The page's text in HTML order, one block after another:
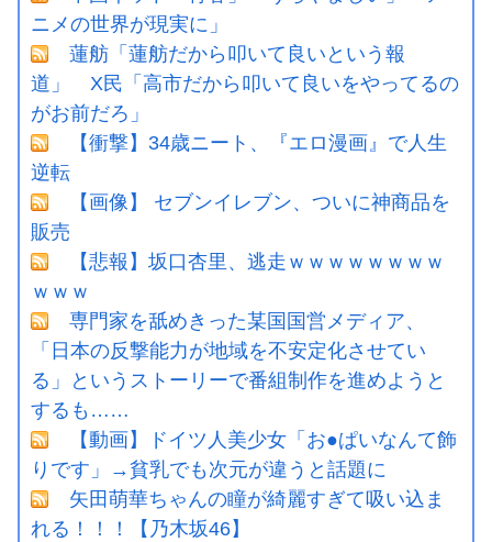
ニメの世界が現実に」
蓮舫「蓮舫だから叩いて良いという報
道」 X民「高市だから叩いて良いをやってるの
がお前だろ」
【衝撃】34歳ニート、『エロ漫画』で人生
逆転
【画像】 セブンイレブン、ついに神商品を
販売
【悲報】坂口杏里、逃走ｗｗｗｗｗｗｗｗ
ｗｗｗ
専門家を舐めきった某国国営メディア、
「日本の反撃能力が地域を不安定化させてい
る」というストーリーで番組制作を進めようと
するも……
【動画】ドイツ人美少女「お●ぱいなんて飾
りです」→貧乳でも次元が違うと話題に
矢田萌華ちゃんの瞳が綺麗すぎて吸い込ま
れる！！！【乃木坂46】